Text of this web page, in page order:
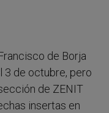
de Borja
3 de octubre, pero
de ZENIT
insertas en